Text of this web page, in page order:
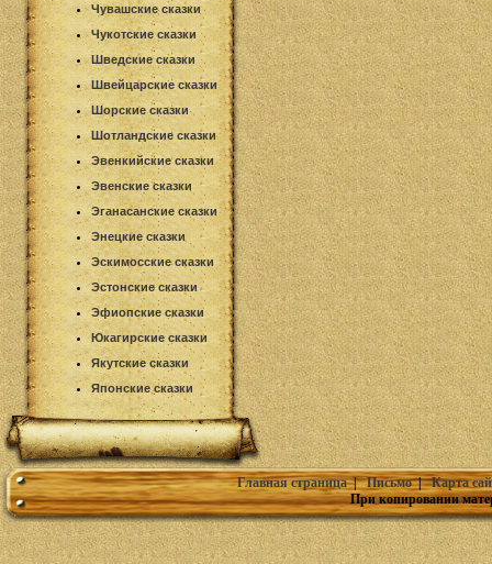
Чувашские сказки
Чукотские сказки
Шведские сказки
Швейцарские сказки
Шорские сказки
Шотландские сказки
Эвенкийские сказки
Эвенские сказки
Эганасанские сказки
Энецкие сказки
Эскимосские сказки
Эстонские сказки
Эфиопские сказки
Юкагирские сказки
Якутские сказки
Японские сказки
Главная страница|Письмо|Карта
При копировании